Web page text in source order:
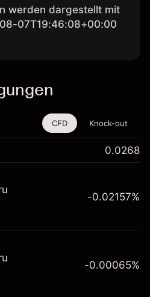
werden dargestellt mit
07T19:46:08+00:00
steht für das Traden
outs zur Verfügung.
CFD Knock-out
0.0268
-0.02157%
-0.00065%